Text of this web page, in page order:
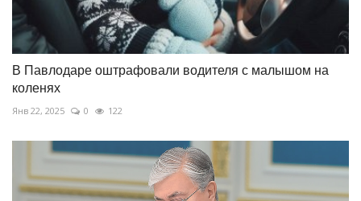
В Павлодаре оштрафовали водителя с малышом на
коленях
Янв 22, 2025 0 122